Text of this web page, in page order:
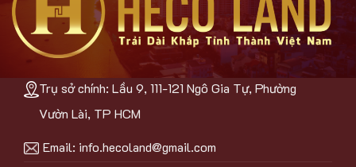
Trụ sở chính: Lầu 9, 111-121 Ngô Gia Tự, Phường
Vườn Lài, TP HCM
Email: info.hecoland@gmail.com